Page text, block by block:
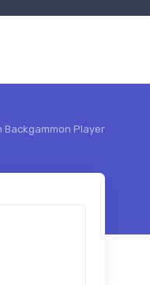
Backgammon Player